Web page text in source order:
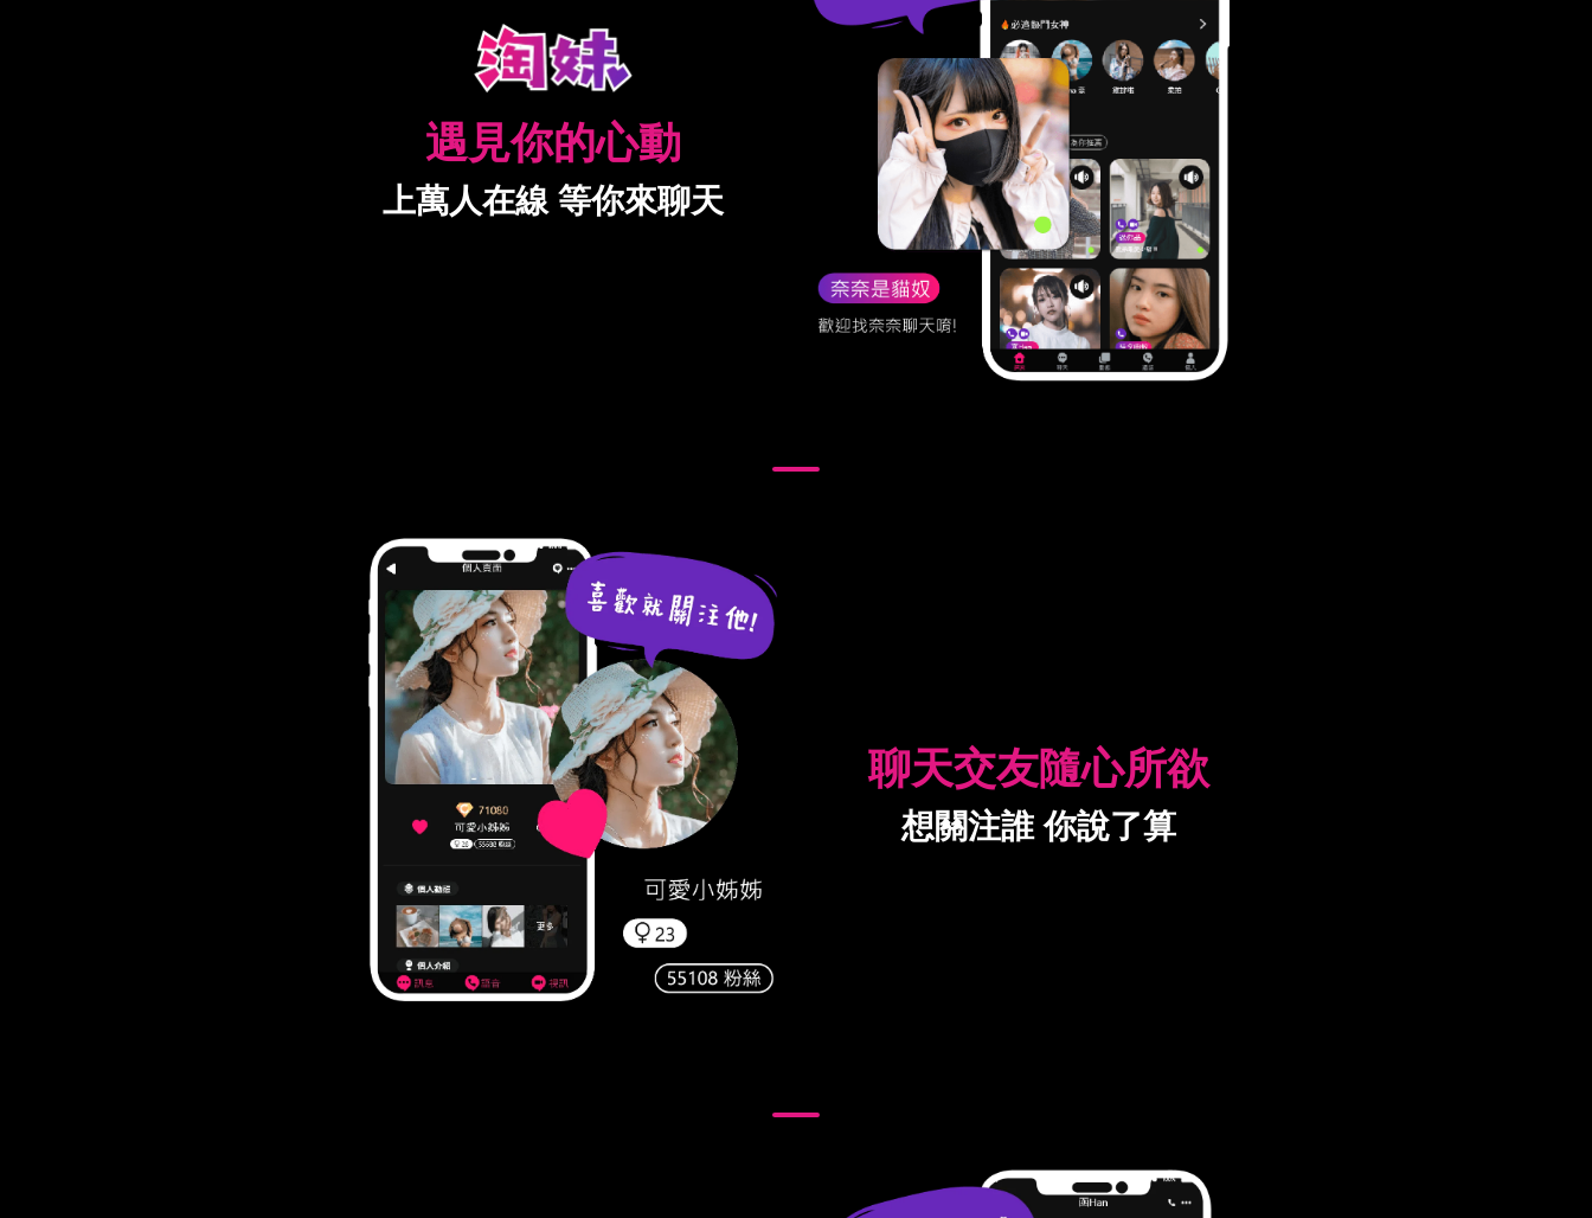
遇見你的心動
上萬人在線 等你來聊天
聊天交友隨心所欲
想關注誰 你說了算